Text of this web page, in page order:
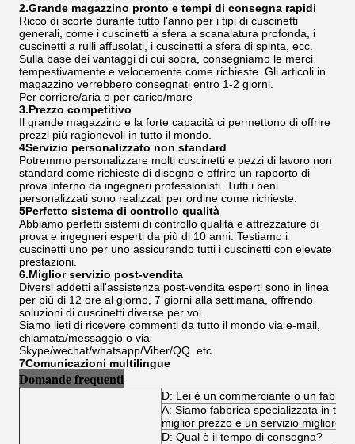
2.Grande magazzino pronto e tempi di consegna rapidi
Ricco di scorte durante tutto l'anno per i tipi di cuscinetti
generali, come i cuscinetti a sfera a scanalatura profonda, i
cuscinetti a rulli affusolati, i cuscinetti a sfera di spinta, ecc.
Sulla base dei vantaggi di cui sopra, consegniamo le merci
tempestivamente e velocemente come richieste. Gli articoli in
magazzino verrebbero consegnati entro 1-2 giorni.
Per corriere/aria o per carico/mare
3.Prezzo competitivo
Il grande magazzino e la forte capacità ci permettono di offrire
prezzi più ragionevoli in tutto il mondo.
4Servizio personalizzato non standard
Potremmo personalizzare molti cuscinetti e pezzi di lavoro non
standard come richieste di disegno e offrire un rapporto di
prova interno da ingegneri professionisti. Tutti i beni
personalizzati sono realizzati per ordine come richieste.
5Perfetto sistema di controllo qualità
Abbiamo perfetti sistemi di controllo qualità e attrezzature di
prova e ingegneri esperti da più di 10 anni. Testiamo i
cuscinetti uno per uno assicurando tutti i cuscinetti con elevate
prestazioni.
6.Miglior servizio post-vendita
Diversi addetti all'assistenza post-vendita esperti sono in linea
per più di 12 ore al giorno, 7 giorni alla settimana, offrendo
soluzioni di cuscinetti diverse per voi.
Siamo lieti di ricevere commenti da tutto il mondo via e-mail,
chiamata/messaggio o via
Skype/wechat/whatsapp/Viber/QQ..etc.
7Comunicazioni multilingue
Domande frequenti
D: Lei è un commerciante o un
A: Siamo fabbrica specializzata in
miglior prezzo e un servizio migliore.
D: Qual è il tempo di consegna?